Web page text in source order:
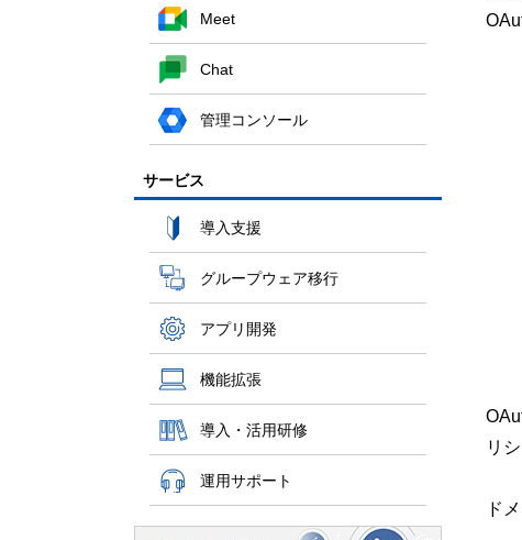
Meet
Chat
管理コンソール
サービス
導入支援
グループウェア移行
アプリ開発
機能拡張
導入・活用研修
運用サポート
リ
ド